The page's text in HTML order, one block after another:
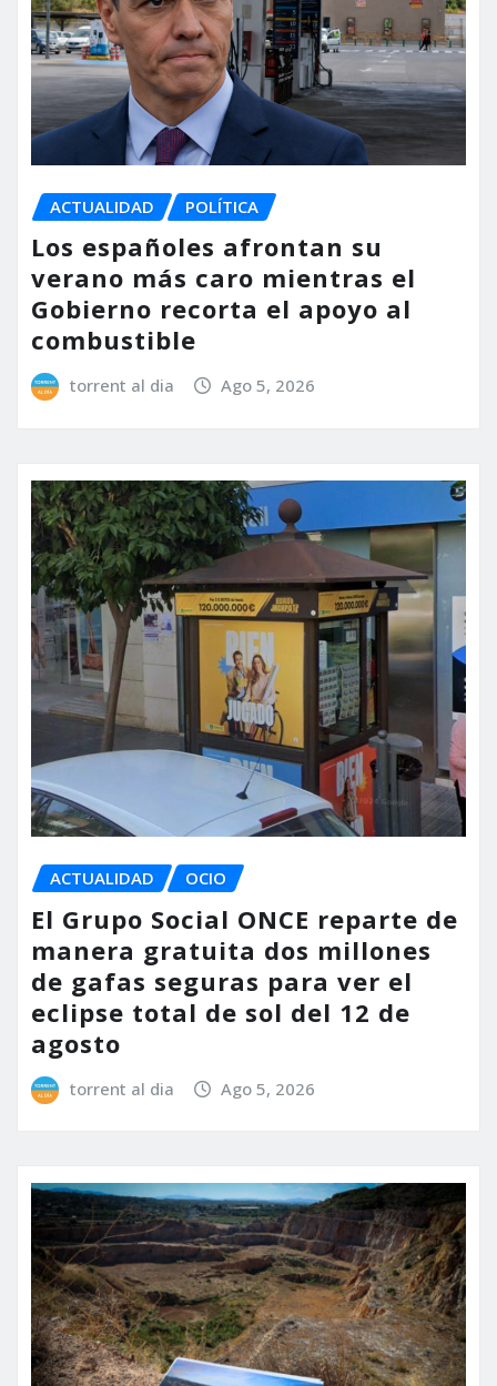
ACTUALIDAD POLÍTICA
Los españoles afrontan su
verano más caro mientras el
Gobierno recorta el apoyo al
combustible
torrent al dia Ago 5, 2026
ACTUALIDAD OCIO
El Grupo Social ONCE reparte de
manera gratuita dos millones
de gafas seguras para ver el
eclipse total de sol del 12 de
agosto
torrent al dia Ago 5, 2026